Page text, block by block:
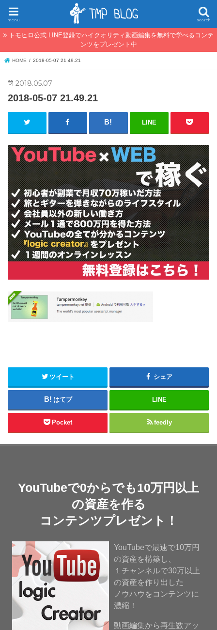
search
menu
トモヒロ公式 LINE登録でハイクオリティ動画編集を無料で学べるコンテ
ンツをプレゼント中
HOME 2018-05-07 21.49.21
2018.05.07
2018-05-07 21.49.21
LINE
ツイート シェア
はてブ LINE
Pocket feedly
YouTubeで0からでも10万円以上
の資産を作る
コンテンツプレゼント！
YouTubeで最速で10万円
の資産を構築し、
１チャンネルで30万以上
の資産を作り出した
ノウハウをコンテンツに
濃縮！
動画編集から再生数アッ